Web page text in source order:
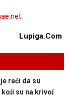
Lupiga.Com
reći da su
su na krivoj